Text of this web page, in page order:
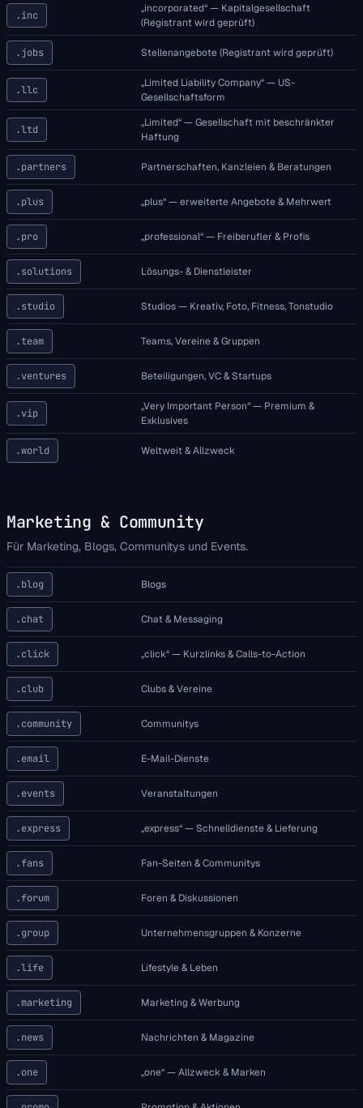
.inc
„incorporated“ — Kapitalgesellschaft
(Registrant wird geprüft)
.jobs Stellenangebote (Registrant wird geprüft)
.llc
„Limited Liability Company“ — US-
Gesellschaftsform
.ltd
„Limited“ — Gesellschaft mit beschränkter
Haftung
.partners Partnerschaften, Kanzleien & Beratungen
.plus „plus“ — erweiterte Angebote & Mehrwert
.pro „professional“ — Freiberufler & Profis
.solutions Lösungs- & Dienstleister
.studio Studios — Kreativ, Foto, Fitness, Tonstudio
.team Teams, Vereine & Gruppen
.ventures Beteiligungen, VC & Startups
.vip
„Very Important Person“ — Premium &
Exklusives
.world Weltweit & Allzweck
Marketing & Community
Für Marketing, Blogs, Communitys und Events.
.blog Blogs
.chat Chat & Messaging
.click „click“ — Kurzlinks & Calls-to-Action
.club Clubs & Vereine
.community Communitys
.email E-Mail-Dienste
.events Veranstaltungen
.express „express“ — Schnelldienste & Lieferung
.fans Fan-Seiten & Communitys
.forum Foren & Diskussionen
.group Unternehmensgruppen & Konzerne
.life Lifestyle & Leben
.marketing Marketing & Werbung
.news Nachrichten & Magazine
.one „one“ — Allzweck & Marken